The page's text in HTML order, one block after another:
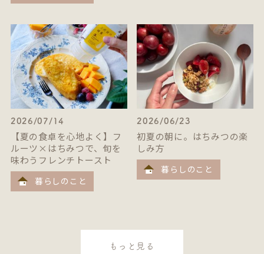
2026/07/14
【夏の食卓を心地よく】フ
ルーツ×はちみつで、旬を
味わうフレンチトースト
暮らしのこと
2026/06/23
初夏の朝に。はちみつの楽
しみ方
暮らしのこと
もっと見る